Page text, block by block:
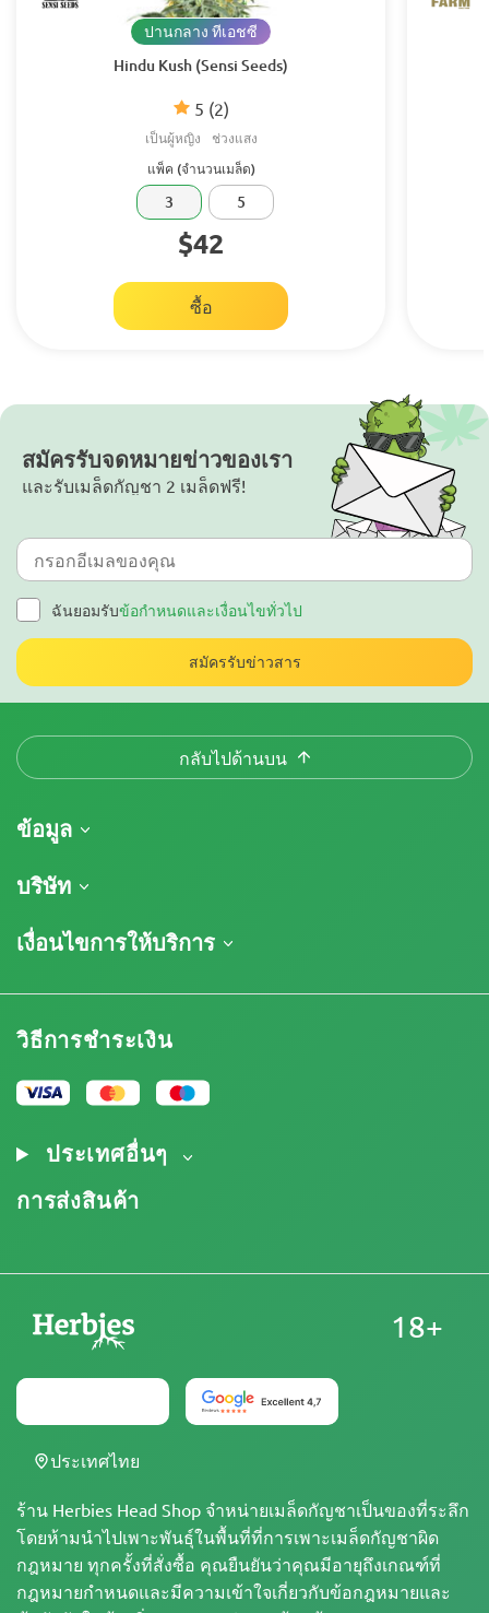
Hindu Kush (Sensi Seeds)
5 (2)
ปานกลาง ทีเอชซี
เป็นผู้หญิง ช่วงแสง
แพ็ค (จำนวนเมล็ด)
3 5
$42
ซื้อ
สมัครรับจดหมายข่าวของเรา
และรับเมล็ดกัญชา 2 เมล็ดฟรี!
ฉันยอมรับข้อกำหนดและเงื่อนไขทั่วไป
สมัครรับข่าวสาร
กลับไปด้านบน
ข้อมูล
การจัดส่งสินค้า
นโยบายการคืนสินค้า
โปรโมชั่น
บริษัท
เกี่ยวกับเรา
บทวิจารณ์
โปรแกรมพันธมิตรกัญชา
แผนผังเว็บไซต์
เงื่อนไขการให้บริการ
ข้อกำหนดและเงื่อนไข
การปฏิเสธความรับผิดโดยข้อจำกัดความรับผิดชอบ
นโยบายความเป็นส่วนตัว
นโยบายการใช้คุกกี้
วิธีการชำระเงิน
ประเทศอื่นๆ
การส่งสินค้า
ร้าน Herbies Head Shop จำหน่ายเมล็ดกัญชาเป็นของที่ระลึก
โดยห้ามนำไปเพาะพันธุ์ในพื้นที่ที่การเพาะเมล็ดกัญชาผิด
กฎหมาย ทุกครั้งที่สั่งซื้อ คุณยืนยันว่าคุณมีอายุถึงเกณฑ์ที่
กฎหมายกำหนดและมีความเข้าใจเกี่ยวกับข้อกฎหมายและ
18+
ประเทศไทย